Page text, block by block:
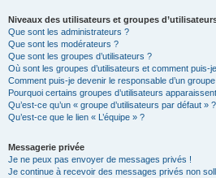
Niveaux des utilisateurs et groupes
Que sont les administrateurs ?
Que sont les modérateurs ?
Que sont les groupes d’utilisateurs ?
Où sont les groupes d’utilisateurs et comment puis-
Comment puis-je devenir le responsable d’un groupe
Pourquoi certains groupes d’utilisateurs
Qu’est-ce qu’un « groupe d’utilisateurs par défaut » ?
Qu’est-ce que le lien « L’équipe » ?
Messagerie privée
Je ne peux pas envoyer de messages privés !
Je continue à recevoir des messages privés non